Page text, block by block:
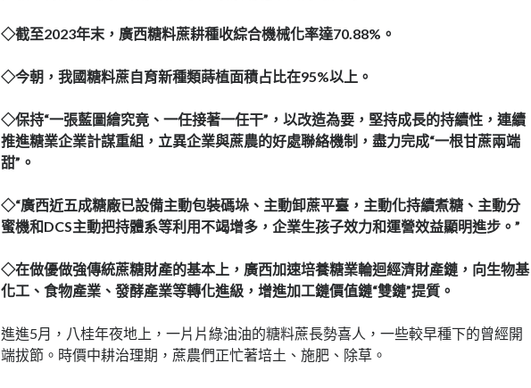
◇截至2023年末，廣西糖料蔗耕種收綜合機械化率達70.88%。
◇今朝，我國糖料蔗自育新種類蒔植面積占比在95%以上。
◇保持“一張藍圖繪究竟、一任接著一任干”，以改造為要，堅持成長的持續性，連續
推進糖業企業計謀重組，立異企業與蔗農的好處聯絡機制，盡力完成“一根甘蔗兩端
甜”。
◇“廣西近五成糖廠已設備主動包裝碼垛、主動卸蔗平臺，主動化持續煮糖、主動分
蜜機和DCS主動把持體系等利用不竭增多，企業生孩子效力和運營效益顯明進步。”
◇在做優做強傳統蔗糖財產的基本上，廣西加速培養糖業輪迴經濟財產鏈，向生物基
化工、食物產業、發酵產業等轉化進級，增進加工鏈價值鏈“雙鏈”提質。
進進5月，八桂年夜地上，一片片綠油油的糖料蔗長勢喜人，一些較早種下的曾經開
端拔節。時價中耕治理期，蔗農們正忙著培土、施肥、除草。